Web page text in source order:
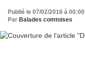
Publié le 07/02/2016 à 00:00
Par Balades comtoises